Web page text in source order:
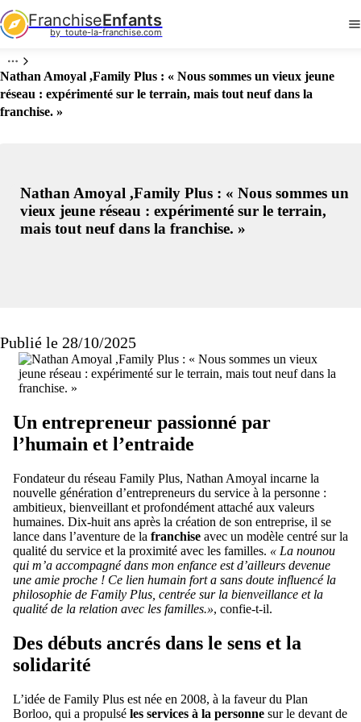
FranchiseEnfants
by  toute-la-franchise.com
Nathan Amoyal ,Family Plus : « Nous sommes un vieux jeune
réseau : expérimenté sur le terrain, mais tout neuf dans la
franchise. »
Nathan Amoyal ,Family Plus : « Nous sommes un
vieux jeune réseau : expérimenté sur le terrain,
mais tout neuf dans la franchise. »
Publié le 28/10/2025
Un entrepreneur passionné par
l’humain et l’entraide
Fondateur du réseau Family Plus, Nathan Amoyal incarne la
nouvelle génération d’entrepreneurs du service à la personne :
ambitieux, bienveillant et profondément attaché aux valeurs
humaines. Dix-huit ans après la création de son entreprise, il se
lance dans l’aventure de la franchise avec un modèle centré sur la
qualité du service et la proximité avec les familles. « La nounou
qui m’a accompagné dans mon enfance est d’ailleurs devenue
une amie proche ! Ce lien humain fort a sans doute influencé la
philosophie de Family Plus, centrée sur la bienveillance et la
qualité de la relation avec les familles.», confie-t-il.
Des débuts ancrés dans le sens et la
solidarité
L’idée de Family Plus est née en 2008, à la faveur du Plan
Borloo, qui a propulsé les services à la personne sur le devant de